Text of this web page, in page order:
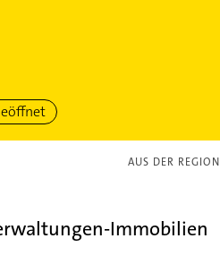
AUS DER REGION
Immobilien